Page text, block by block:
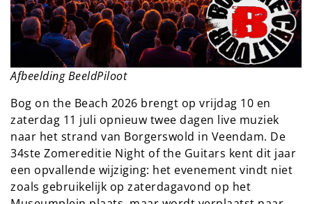
Afbeelding BeeldPiloot
Bog on the Beach 2026 brengt op vrijdag 10 en
zaterdag 11 juli opnieuw twee dagen live muziek
naar het strand van Borgerswold in Veendam. De
34ste Zomereditie Night of the Guitars kent dit jaar
een opvallende wijziging: het evenement vindt niet
zoals gebruikelijk op zaterdagavond op het